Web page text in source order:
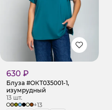
630 ₽
Блуза #ОКТ035001-1,
изумрудный
13 шт.
+13